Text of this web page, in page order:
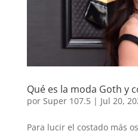
Qué es la moda Goth y
por Super 107.5| Jul 20,
Para lucir el costado más